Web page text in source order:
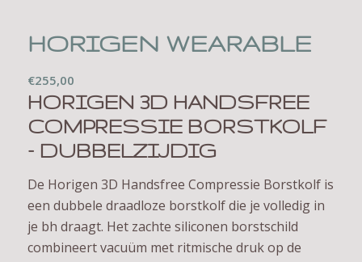
HORIGEN WEARABLE
€255,00
HORIGEN 3D HANDSFREE
COMPRESSIE BORSTKOLF
– DUBBELZIJDIG
De Horigen 3D Handsfree Compressie Borstkolf is
een dubbele draadloze borstkolf die je volledig in
je bh draagt. Het zachte siliconen borstschild
combineert vacuüm met ritmische druk op de